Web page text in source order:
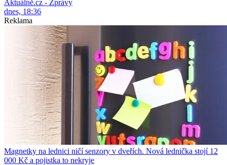
Aktuálně.cz - Zprávy
dnes, 18:36
Reklama
Magnetky na lednici ničí senzory v dveřích. Nová lednička stojí 12
000 Kč a pojistka to nekryje